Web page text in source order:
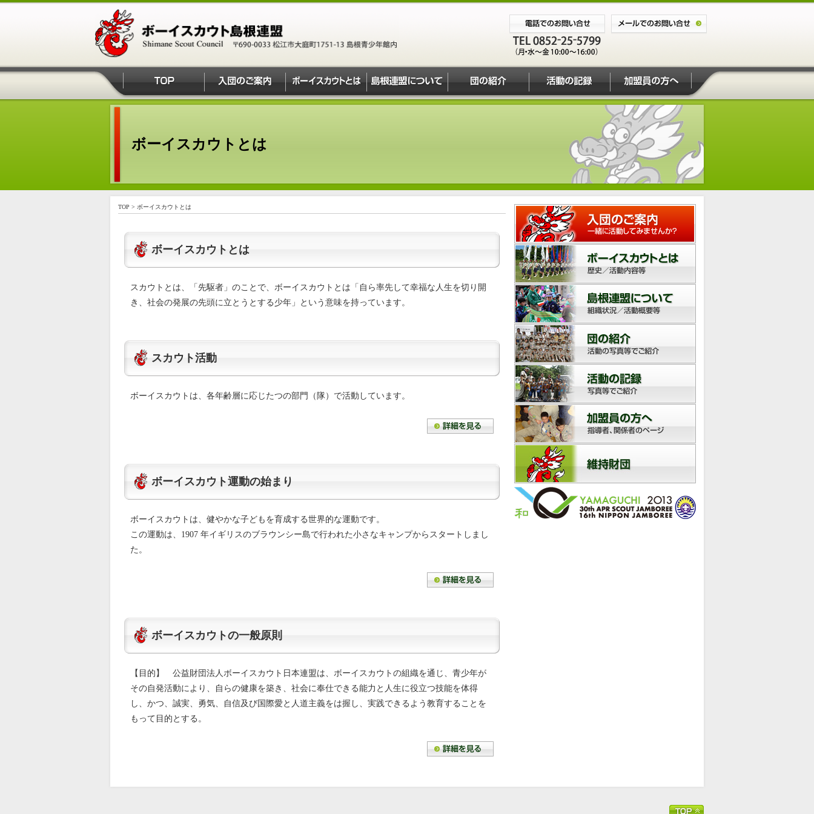
ボーイスカウトとは
TOP > ボーイスカウトとは
ボーイスカウトとは
スカウトとは、「先駆者」のことで、ボーイスカウトとは「自ら率先して幸福な人生を切り開
き、社会の発展の先頭に立とうとする少年」という意味を持っています。
スカウト活動
ボーイスカウトは、各年齢層に応じたつの部門（隊）で活動しています。
ボーイスカウト運動の始まり
ボーイスカウトは、健やかな子どもを育成する世界的な運動です。
この運動は、1907 年イギリスのブラウンシー島で行われた小さなキャンプからスタートしまし
た。
ボーイスカウトの一般原則
【目的】 公益財団法人ボーイスカウト日本連盟は、ボーイスカウトの組織を通じ、青少年が
その自発活動により、自らの健康を築き、社会に奉仕できる能力と人生に役立つ技能を体得
し、かつ、誠実、勇気、自信及び国際愛と人道主義をは握し、実践できるよう教育することを
もって目的とする。